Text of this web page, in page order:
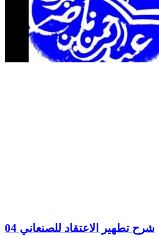
شرح تطهير الاعتقاد للصنعاني 04